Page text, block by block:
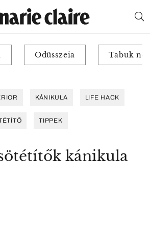
Odüsszeia Tabuk
KÁNIKULA LIFE HACK
TIPPEK
kánikula